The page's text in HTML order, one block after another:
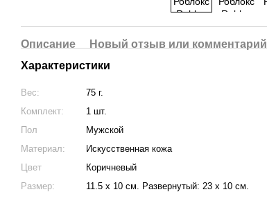
Описание
Новый отзыв или комментарий
Характеристики
Вес:
75 г.
Комплект:
1 шт.
Пол
Мужской
Материал:
Искусственная кожа
Цвет
Коричневый
Размер:
11.5 х 10 см. Развернутый: 23 х 10 см.